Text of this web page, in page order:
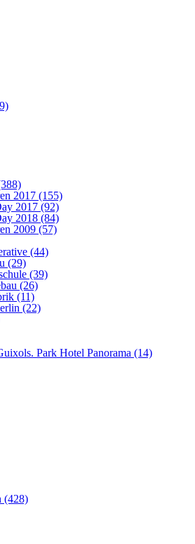
2017 (155)
2017 (92)
2018 (84)
2009 (57)
(44)
(29)
(39)
(26)
(11)
(22)
Park Hotel Panorama (14)
(428)